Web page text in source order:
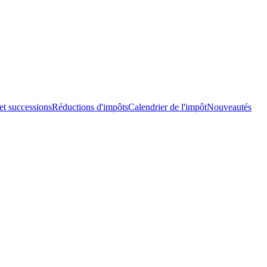
successionsRéductions d'impôtsCalendrier de l'impôtNouveautés